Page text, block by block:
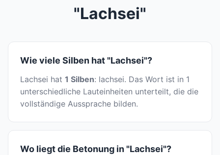
"Lachsei"
Wie viele Silben hat "Lachsei"?
Lachsei hat 1 Silben: lachsei. Das Wort ist in 1
unterschiedliche Lauteinheiten unterteilt, die die
vollständige Aussprache bilden.
Wo liegt die Betonung in "Lachsei"?